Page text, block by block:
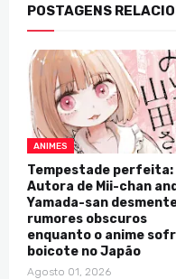
POSTAGENS
ANIMES
Tempestade perfeita:
Autora de Mii-chan and
Yamada-san
rumores obscuros
enquanto o anime
boicote no Japão
Agosto 01, 2026